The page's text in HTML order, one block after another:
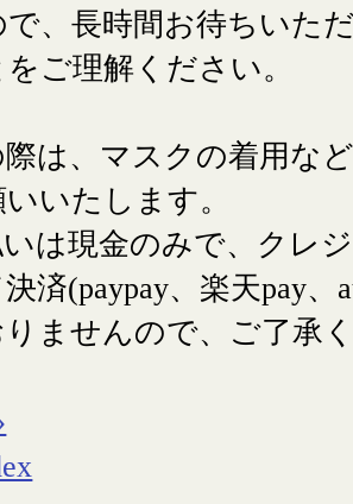
、長時間お待ちいた
ご理解ください。
際は、マスクの着用な
いたします。
は現金のみで、クレ
済(paypay、楽天pay、
ませんので、ご了承